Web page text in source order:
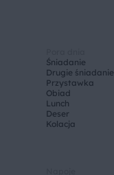
Śniadanie
Drugie śniadanie
Przystawka
Obiad
Lunch
Deser
Kolacja